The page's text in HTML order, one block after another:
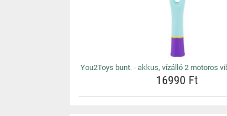
You2Toys bunt. - akkus, vízálló 2 motoros
16990 Ft